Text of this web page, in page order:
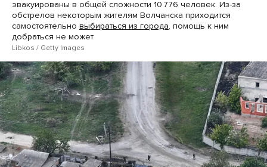
эвакуированы в общей сложности 10 776 человек. Из-за
обстрелов некоторым жителям Волчанска приходится
самостоятельно выбираться из города, помощь к ним
добраться не может
Libkos / Getty Images